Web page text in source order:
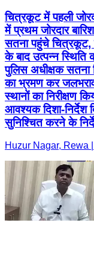
चित्रकूट में पहली
में प्रथम जोरदार
सतना पहुंचे चित्रकूट,
के बाद उत्पन्न
पुलिस अधीक्षक सतना
का भ्रमण कर
स्थानों का निरीक्षण
आवश्यक दिशा-निर्देश
सुनिश्चित करने के
Huzur Nagar, Rewa